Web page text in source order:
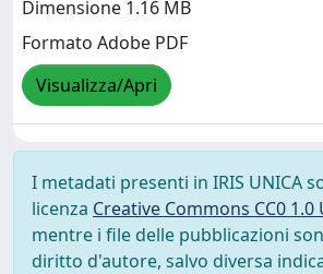
Dimensione 1.16 MB
Formato Adobe PDF
Visualizza/Apri
I metadati presenti in IRIS UNICA
licenza Creative Commons CC0 1.0
mentre i file delle pubblicazioni
diritto d'autore, salvo diversa